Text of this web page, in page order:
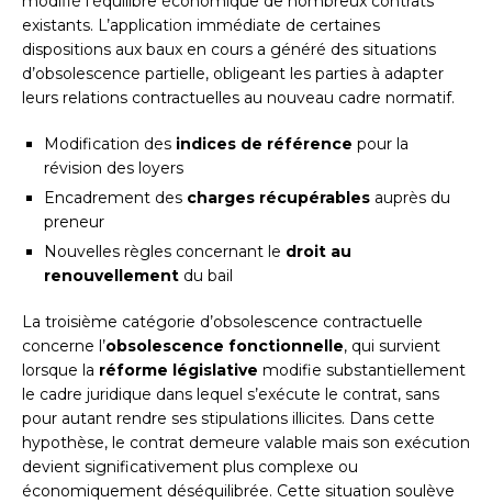
existants. L’application immédiate de certaines
dispositions aux baux en cours a généré des situations
d’obsolescence partielle, obligeant les parties à adapter
leurs relations contractuelles au nouveau cadre normatif.
Modification des indices de référence pour la
révision des loyers
Encadrement des charges récupérables auprès du
preneur
Nouvelles règles concernant le droit au
renouvellement du bail
La troisième catégorie d’obsolescence contractuelle
concerne l’obsolescence fonctionnelle, qui survient
lorsque la réforme législative modifie substantiellement
le cadre juridique dans lequel s’exécute le contrat, sans
pour autant rendre ses stipulations illicites. Dans cette
hypothèse, le contrat demeure valable mais son exécution
devient significativement plus complexe ou
économiquement déséquilibrée. Cette situation soulève